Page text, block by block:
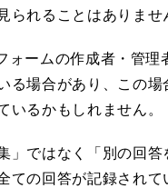
られることはありませ
ォームの作成者・管理
る場合があり、この場
いるかもしれません。
」ではなく「別の回答
ての回答が記録されて